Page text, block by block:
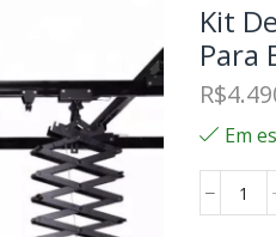
Kit
Para
R$
Em